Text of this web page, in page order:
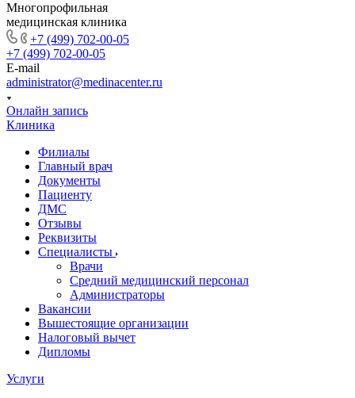
Многопрофильная
медицинская клиника
+7 (499) 702-00-05
+7 (499) 702-00-05
E-mail
administrator@medinacenter.ru
Онлайн запись
Клиника
Филиалы
Главный врач
Документы
Пациенту
ДМС
Отзывы
Реквизиты
Специалисты
Врачи
Средний медицинский персонал
Администраторы
Вакансии
Вышестоящие организации
Налоговый вычет
Дипломы
Услуги